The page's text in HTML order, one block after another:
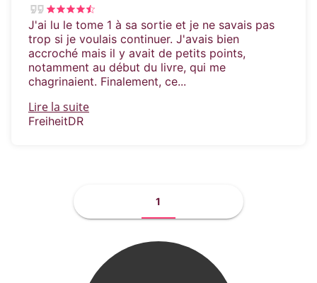
J'ai lu le tome 1 à sa sortie et je ne savais pas
trop si je voulais continuer. J'avais bien
accroché mais il y avait de petits points,
notamment au début du livre, qui me
chagrinaient. Finalement, ce...
Lire la suite
FreiheitDR
1